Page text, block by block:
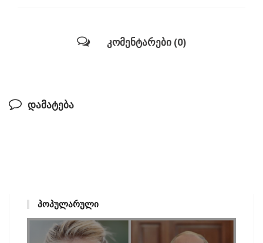
კომენტარები (0)
დამატება
ᲞᲝᲞᲣᲚᲐᲠᲣᲚᲘ